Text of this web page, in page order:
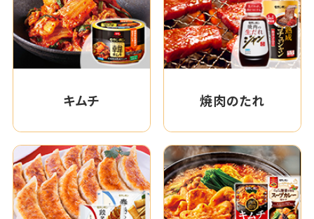
キムチ 焼肉のたれ